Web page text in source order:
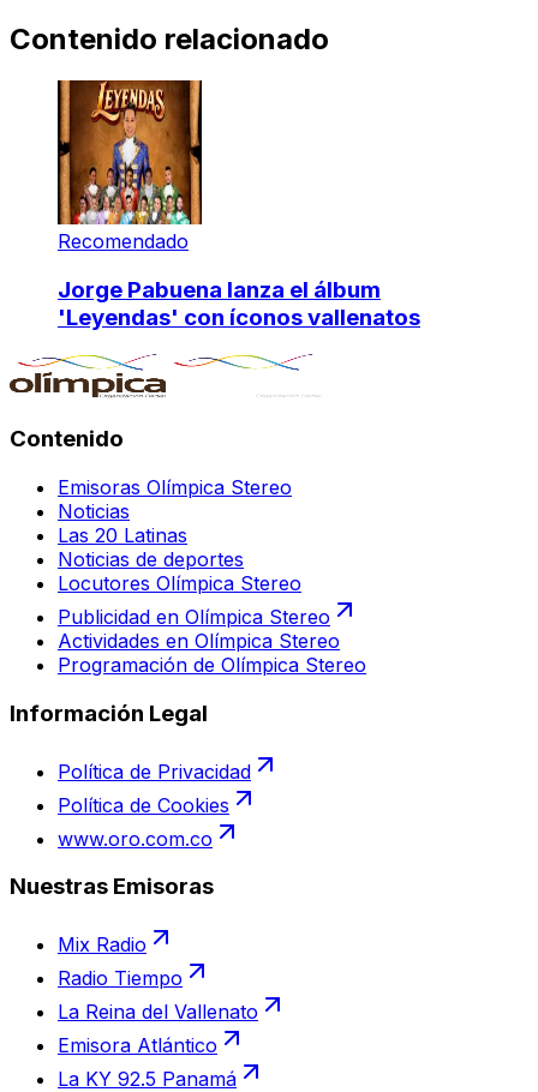
Contenido relacionado
Recomendado
Jorge Pabuena lanza el álbum
'Leyendas' con íconos vallenatos
Contenido
Emisoras Olímpica Stereo
Noticias
Las 20 Latinas
Noticias de deportes
Locutores Olímpica Stereo
Publicidad en Olímpica Stereo
Actividades en Olímpica Stereo
Programación de Olímpica Stereo
Información Legal
Política de Privacidad
Política de Cookies
www.oro.com.co
Nuestras Emisoras
Mix Radio
Radio Tiempo
La Reina del Vallenato
Emisora Atlántico
La KY 92.5 Panamá